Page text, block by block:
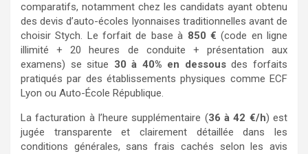
comparatifs, notamment chez les candidats ayant obtenu
des devis d’auto-écoles lyonnaises traditionnelles avant de
choisir Stych. Le forfait de base à 850 € (code en ligne
illimité + 20 heures de conduite + présentation aux
examens) se situe 30 à 40% en dessousdes forfaits
pratiqués par des établissements physiques comme ECF
Lyon ou Auto-École République.
La facturation à l’heure supplémentaire (36 à 42 €/h) est
jugée transparente et clairement détaillée dans les
conditions générales, sans frais cachés selon les avis